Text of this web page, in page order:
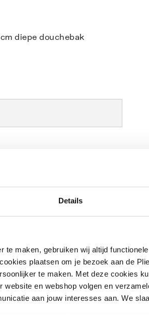
Details
te maken, gebruiken wij altijd
plaatsen om je bezoek aan de
te maken. Met deze cookies
website en webshop volgen en
aan jouw interesses aan. We
diepe douchebak